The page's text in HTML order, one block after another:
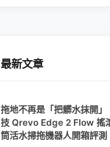
最新文章
拖地不再是「把髒水抹開」
技 Qrevo Edge 2 Flow 搖
筒活水掃拖機器人開箱評測